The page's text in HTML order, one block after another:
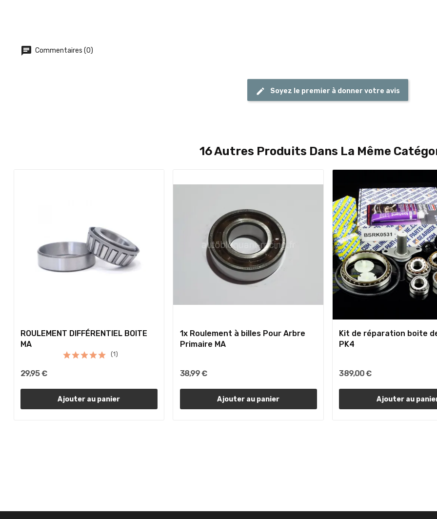
Commentaires (0)
Soyez le premier à donner votre avis
16 Autres Produits Dans La Même
ROULEMENT DIFFÉRENTIEL BOITE
MA
(1)
29,95 €
Ajouter au panier
1x Roulement à billes Pour Arbre
Primaire MA
38,99 €
Ajouter au panier
Kit de réparation boite
PK4
389,00 €
Ajouter au